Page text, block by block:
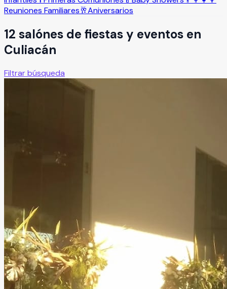
Reuniones Familiares🥂Aniversarios
12 salónes de fiestas y eventos en
Culiacán
Filtrar búsqueda